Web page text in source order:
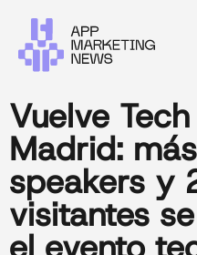
Vuelve
Madrid:
speakers y
visitantes